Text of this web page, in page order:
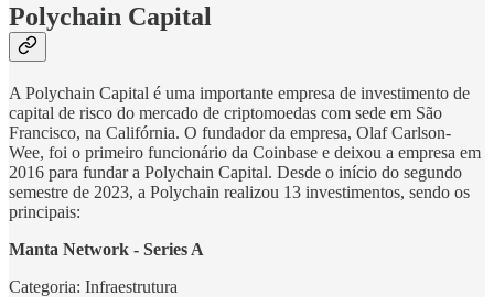
Polychain Capital
A Polychain Capital é uma importante empresa de investimento de
capital de risco do mercado de criptomoedas com sede em São
Francisco, na Califórnia. O fundador da empresa, Olaf Carlson-
Wee, foi o primeiro funcionário da Coinbase e deixou a empresa em
2016 para fundar a Polychain Capital. Desde o início do segundo
semestre de 2023, a Polychain realizou 13 investimentos, sendo os
principais:
Manta Network - Series A
Categoria: Infraestrutura